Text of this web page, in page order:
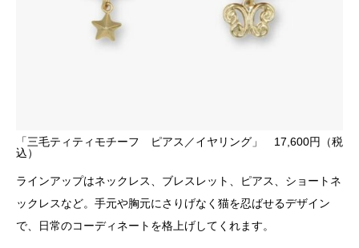
「三毛ティティモチーフ ピアス／イヤリング」 17,600円（税
込）
ラインアップはネックレス、ブレスレット、ピアス、ショートネ
ックレスなど。手元や胸元にさりげなく猫を忍ばせるデザイン
で、日常のコーディネートを格上げしてくれます。